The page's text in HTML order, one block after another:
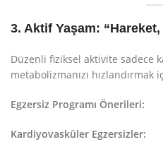
3. Aktif Yaşam:
Düzenli fiziksel aktivite sadece
metabolizmanızı hızlandırmak
Egzersiz Programı Önerileri:
Kardiyovasküler Egzersizler: